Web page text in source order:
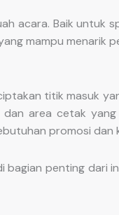
acara. Baik untuk
mampu menarik
titik masuk
area cetak
promosi dan
bagian penting dari